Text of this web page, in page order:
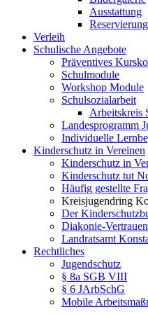
Ausstattung
Reservierung
Verleih
Schulische Angebote
Präventives
Schulmodule
Workshop Module
Schulsozialarbeit
Arbeitskreis
Landesprogramm
Individuelle
Kinderschutz in Vereinen
Kinderschutz in
Kinderschutz tut
Häufig gestellte
Kreisjugendring
Der
Diakonie-
Landratsamt
Rechtliches
Jugendschutz
§ 8a SGB VIII
§ 6 JArbSchG
Mobile